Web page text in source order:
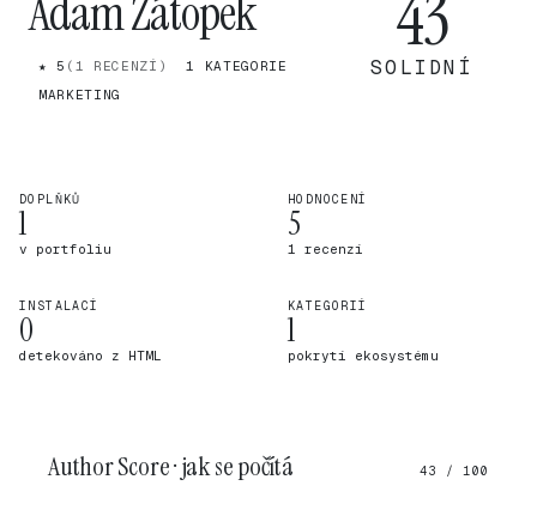
Adam Zátopek
★ 5 (1 RECENZÍ)
1 KATEGORIE
MARKETING
43
SOLIDNÍ
DOPLŇKŮ
1
v portfoliu
HODNOCENÍ
5
1 recenzí
INSTALACÍ
0
detekováno z HTML
KATEGORIÍ
1
pokrytí ekosystému
Author Score · jak se počítá 43 / 100